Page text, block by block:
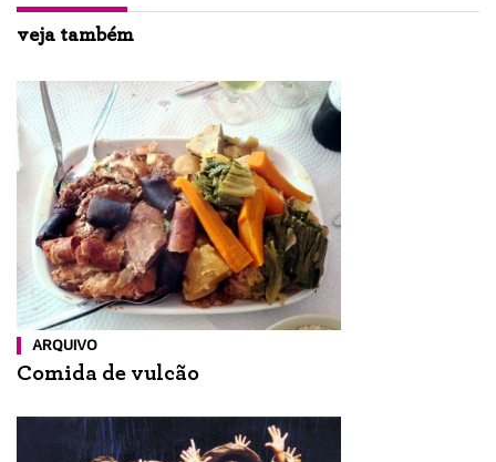
veja também
ARQUIVO
Comida de vulcão